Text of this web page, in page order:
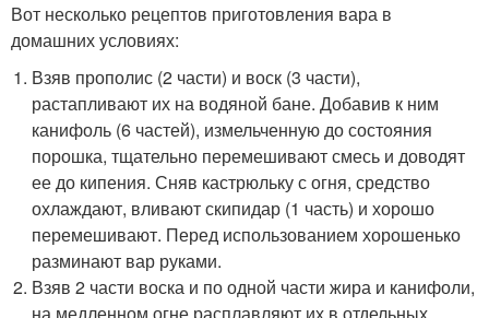
Вот несколько рецептов приготовления вара в
домашних условиях:
Взяв прополис (2 части) и воск (3 части),
растапливают их на водяной бане. Добавив к ним
канифоль (6 частей), измельченную до состояния
порошка, тщательно перемешивают смесь и доводят
ее до кипения. Сняв кастрюльку с огня, средство
охлаждают, вливают скипидар (1 часть) и хорошо
перемешивают. Перед использованием хорошенько
разминают вар руками.
Взяв 2 части воска и по одной части жира и канифоли,